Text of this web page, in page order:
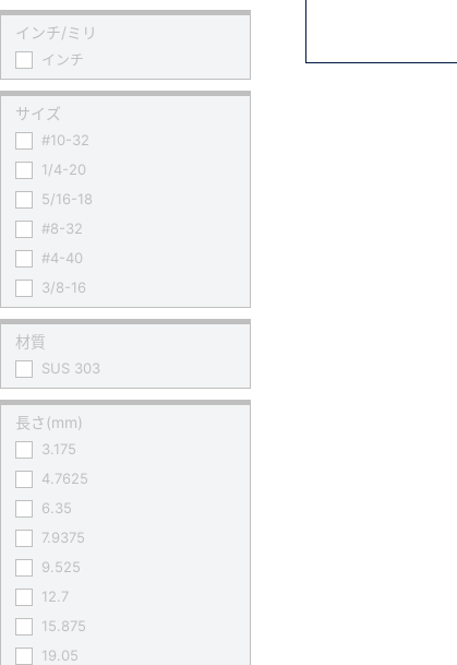
インチ/ミリ
インチ
サイズ
#10-32
1/4-20
5/16-18
#8-32
#4-40
3/8-16
材質
SUS 303
長さ(mm)
3.175
4.7625
6.35
7.9375
9.525
12.7
15.875
19.05